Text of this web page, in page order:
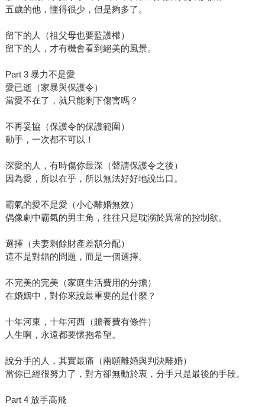
五歲的他，懂得很少，但是夠多了。
留下的人（祖父母也要監護權）
留下的人，才有機會看到絕美的風景。
Part 3 暴力不是愛
愛已逝（家暴與保護令）
當愛不在了，就只能剩下傷害嗎？
不再妥協（保護令的保護範圍）
動手，一次都不可以！
深愛的人，有時傷你最深（聲請保護令之後）
因為愛，所以在乎，所以無法好好地說出口。
霸氣的愛不是愛（小心離婚無效）
偶像劇中霸氣的男主角，往往只是耽溺於異常的控制欲。
選擇（夫妻剩餘財產差額分配）
這不是對錯的問題，而是一個選擇。
不完美的完美（家庭生活費用的分擔）
在婚姻中，對你來說最重要的是什麼？
十年河東，十年河西（贍養費有條件）
人生啊，永遠都要懷抱希望。
說分手的人，其實最痛（兩願離婚與判決離婚）
當你已經很努力了，對方卻無動於衷，分手只是最後的手段。
Part 4 放手高飛